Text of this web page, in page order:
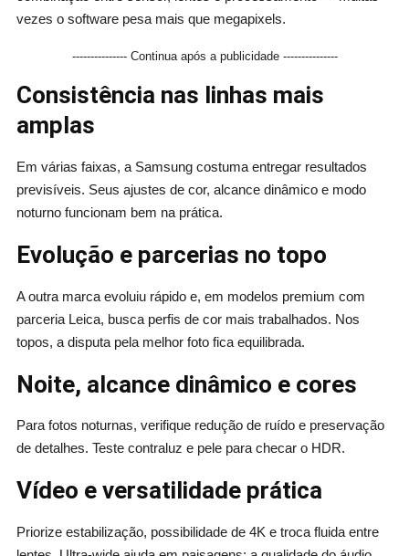
vezes o software pesa mais que megapixels.
--------------- Continua após a publicidade ---------------
Consistência nas linhas mais
amplas
Em várias faixas, a Samsung costuma entregar resultados
previsíveis. Seus ajustes de cor, alcance dinâmico e modo
noturno funcionam bem na prática.
Evolução e parcerias no topo
A outra marca evoluiu rápido e, em modelos premium com
parceria Leica, busca perfis de cor mais trabalhados. Nos
topos, a disputa pela melhor foto fica equilibrada.
Noite, alcance dinâmico e cores
Para fotos noturnas, verifique redução de ruído e preservação
de detalhes. Teste contraluz e pele para checar o HDR.
Vídeo e versatilidade prática
Priorize estabilização, possibilidade de 4K e troca fluida entre